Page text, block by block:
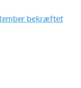
bekræftet